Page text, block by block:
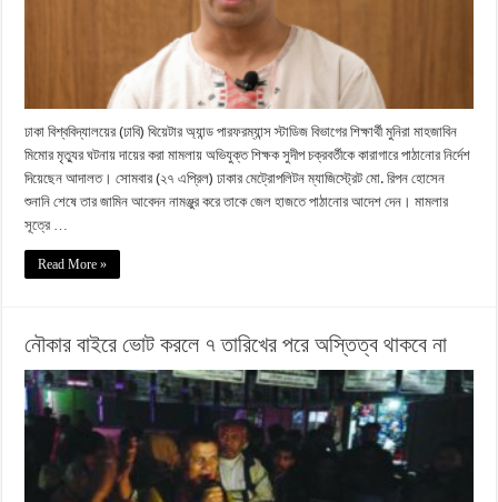
ঢাকা বিশ্ববিদ্যালয়ের (ঢাবি) থিয়েটার অ্যান্ড পারফরম্যান্স স্টাডিজ বিভাগের শিক্ষার্থী মুনিরা মাহজাবিন
মিমোর মৃত্যুর ঘটনায় দায়ের করা মামলায় অভিযুক্ত শিক্ষক সুদীপ চক্রবর্তীকে কারাগারে পাঠানোর নির্দেশ
দিয়েছেন আদালত। সোমবার (২৭ এপ্রিল) ঢাকার মেট্রোপলিটন ম্যাজিস্ট্রেট মো. রিপন হোসেন
শুনানি শেষে তার জামিন আবেদন নামঞ্জুর করে তাকে জেল হাজতে পাঠানোর আদেশ দেন। মামলার
সূত্রে …
Read More »
নৌকার বাইরে ভোট করলে ৭ তারিখের পরে অস্তিত্ব থাকবে না